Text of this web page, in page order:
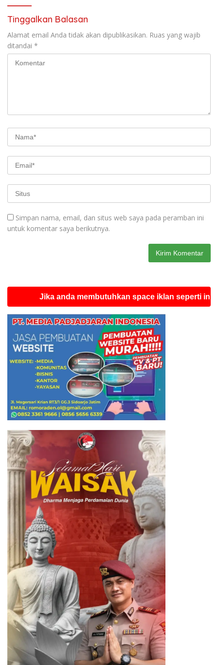
Tinggalkan Balasan
Alamat email Anda tidak akan dipublikasikan. Ruas yang wajib
ditandai *
Simpan nama, email, dan situs web saya pada peramban ini
untuk komentar saya berikutnya.
Jika anda membutuhkan space iklan seperti ini silahkan